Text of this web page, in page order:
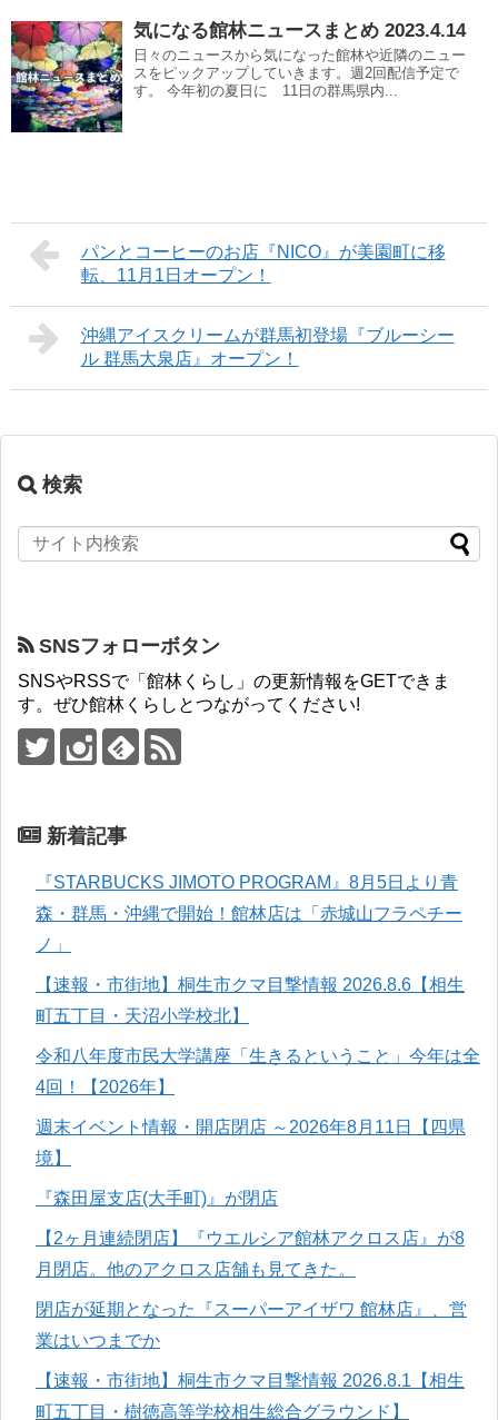
気になる館林ニュースまとめ 2023.4.14
日々のニュースから気になった館林や近隣のニュー
スをピックアップしていきます。週2回配信予定で
す。 今年初の夏日に 11日の群馬県内...
パンとコーヒーのお店『NICO』が美園町に移
転、11月1日オープン！
沖縄アイスクリームが群馬初登場『ブルーシー
ル 群馬大泉店』オープン！
検索
SNSフォローボタン
SNSやRSSで「館林くらし」の更新情報をGETできま
す。ぜひ館林くらしとつながってください!
新着記事
『STARBUCKS JIMOTO PROGRAM』8月5日より青
森・群馬・沖縄で開始！館林店は「赤城山フラペチー
ノ」
【速報・市街地】桐生市クマ目撃情報 2026.8.6【相生
町五丁目・天沼小学校北】
令和八年度市民大学講座「生きるということ」今年は全
4回！【2026年】
週末イベント情報・開店閉店 ～2026年8月11日【四県
境】
『森田屋支店(大手町)』が閉店
【2ヶ月連続閉店】『ウエルシア館林アクロス店』が8
月閉店。他のアクロス店舗も見てきた。
閉店が延期となった『スーパーアイザワ 館林店』、営
業はいつまでか
【速報・市街地】桐生市クマ目撃情報 2026.8.1【相生
町五丁目・樹徳高等学校相生総合グラウンド】